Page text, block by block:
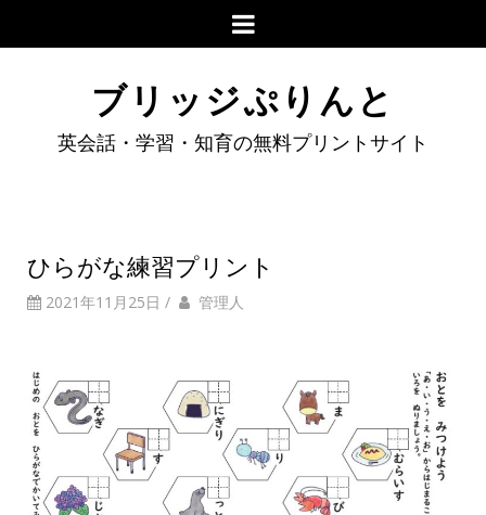
ブリッジぷりんと
英会話・学習・知育の無料プリントサイト
ひらがな練習プリント
2021年11月25日 / 管理人